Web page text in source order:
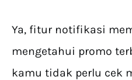
Ya, fitur notifikasi
mengetahui promo
kamu tidak perlu cek